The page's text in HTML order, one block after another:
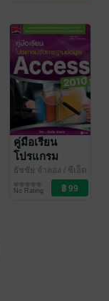
คู่มือเรียน
โปรแกรม
จัดการฐาน
ข้อมูล Access
ธัชชัย จำลอง / ซีเอ็ด
การศึกษา/ตำรา
เรียน
No Rating